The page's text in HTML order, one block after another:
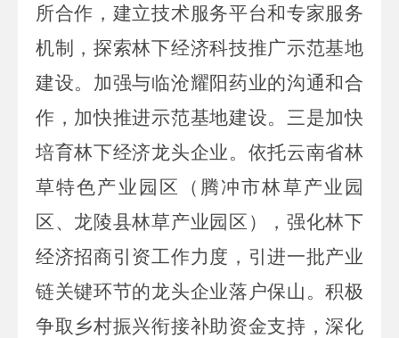
所合作，建立技术服务平台和专家服务
机制，探索林下经济科技推广示范基地
建设。加强与临沧耀阳药业的沟通和合
作，加快推进示范基地建设。三是加快
培育林下经济龙头企业。依托云南省林
草特色产业园区（腾冲市林草产业园
区、龙陵县林草产业园区），强化林下
经济招商引资工作力度，引进一批产业
链关键环节的龙头企业落户保山。积极
争取乡村振兴衔接补助资金支持，深化